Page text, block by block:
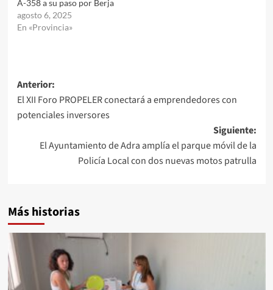
A-358 a su paso por Berja
agosto 6, 2025
En «Provincia»
Navegación
de
entradas
Anterior:
El XII Foro PROPELER conectará a emprendedores con
potenciales inversores
Siguiente:
El Ayuntamiento de Adra amplía el parque móvil de la
Policía Local con dos nuevas motos patrulla
Más historias